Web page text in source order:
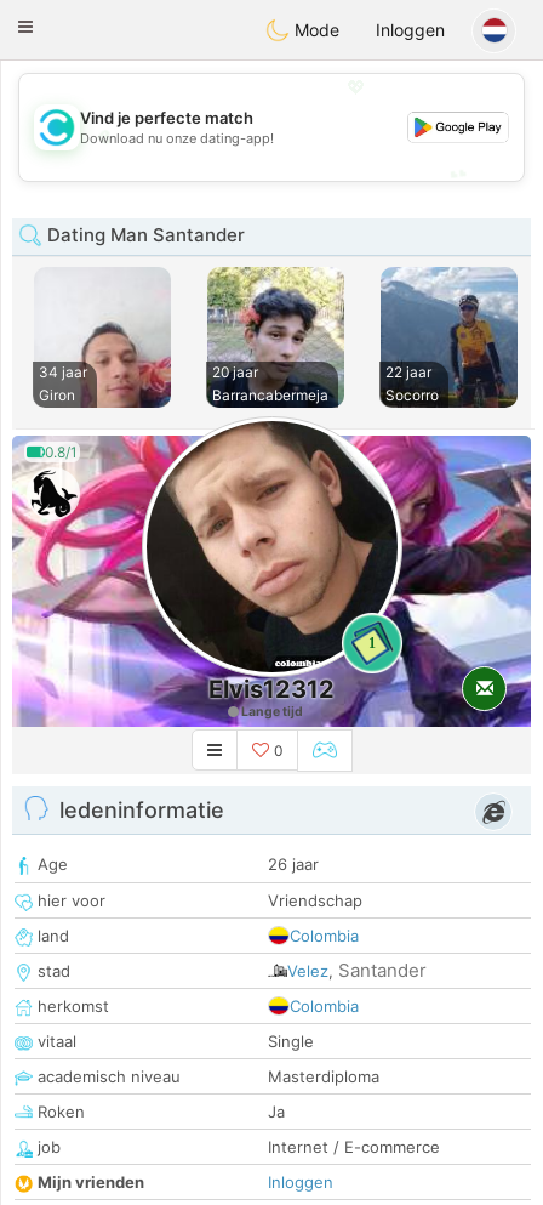
olombiaCitas
Toggle
Mode Inloggen
💕
Vind je perfecte match
Download nu onze dating-app!
Dating Man Santander
34 jaar
Giron
20 jaar
Barrancabermeja
22 jaar
Socorro
0.8/1
1
Elvis12312
Lange tijd
0
ledeninformatie
Age
26 jaar
hier voor
Vriendschap
land
Colombia
stad
Velez, Santander
herkomst
Colombia
vitaal
Single
academisch niveau
Masterdiploma
Roken
Ja
job
Internet / E-commerce
Mijn vrienden
Inloggen